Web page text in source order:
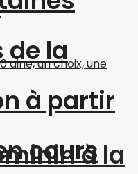
à la
de la
à partir
cours